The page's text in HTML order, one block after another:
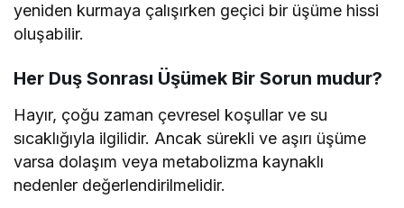
yeniden kurmaya çalışırken geçici bir üşüme hissi
oluşabilir.
Her Duş Sonrası Üşümek Bir Sorun mudur?
Hayır, çoğu zaman çevresel koşullar ve su
sıcaklığıyla ilgilidir. Ancak sürekli ve aşırı üşüme
varsa dolaşım veya metabolizma kaynaklı
nedenler değerlendirilmelidir.